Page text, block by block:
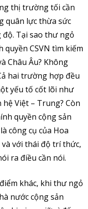
thị trường tối cần
quân lực thừa sức
Tại sao thư ngỏ
CSVN tìm kiếm
Châu Âu? Không
hai trường hợp đều
yếu tố cốt lõi như
Việt – Trung? Còn
quyền cộng sản
công cụ của Hoa
với thái độ trí thức,
ra điều cần nói.
khác, khi thư ngỏ
nước cộng sản